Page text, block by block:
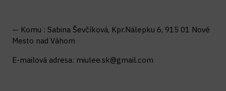
— Komu : Sabina Ševčíková, Kpr.Nálepku 6, 915 01 Nové
Mesto nad Váhom
E-mailová adresa: miulee.sk@gmail.com